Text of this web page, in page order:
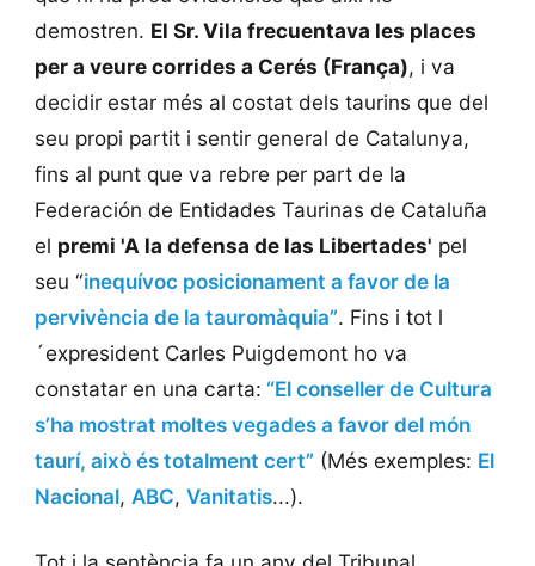
demostren. El Sr. Vila frecuentava les places
per a veure corrides a Cerés (França), i va
decidir estar més al costat dels taurins que del
seu propi partit i sentir general de Catalunya,
fins al punt que va rebre per part de la
Federación de Entidades Taurinas de Cataluña
el premi 'A la defensa de las Libertades' pel
seu “inequívoc posicionament a favor de la
pervivència de la tauromàquia”. Fins i tot l
´expresident Carles Puigdemont ho va
constatar en una carta: “El conseller de Cultura
s’ha mostrat moltes vegades a favor del món
taurí, això és totalment cert” (Més exemples: El
Nacional, ABC, Vanitatis...).